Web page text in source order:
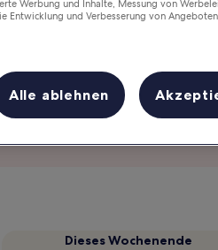
für jede
Dieses Wochenende
Werbung und Inhalte, Messung von
Entwicklung und Verbesserung von
Alle ablehnen